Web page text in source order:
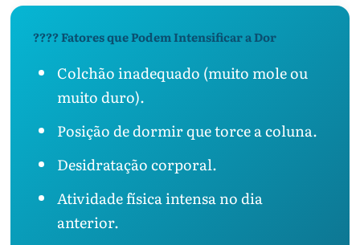
???? Fatores que Podem Intensificar a Dor
Colchão inadequado (muito mole ou
muito duro).
Posição de dormir que torce a coluna.
Desidratação corporal.
Atividade física intensa no dia
anterior.